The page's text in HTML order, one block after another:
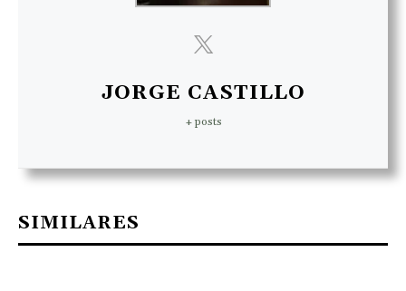
JORGE CASTILLO
+ posts
SIMILARES